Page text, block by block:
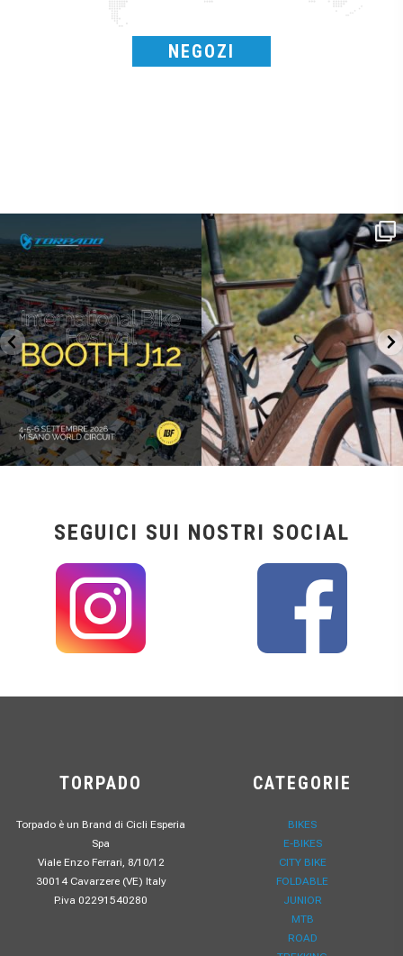
NEGOZI
IBF sta per...
14 1
Kepler R è la gravel pensata per affrontare
lunghe...
26 0
SEGUICI SUI NOSTRI SOCIAL
TORPADO
Torpado è un Brand di Cicli Esperia
Spa
Viale Enzo Ferrari, 8/10/12
30014 Cavarzere (VE) Italy
P.iva 02291540280
CATEGORIE
BIKES
E-BIKES
CITY BIKE
FOLDABLE
JUNIOR
MTB
ROAD